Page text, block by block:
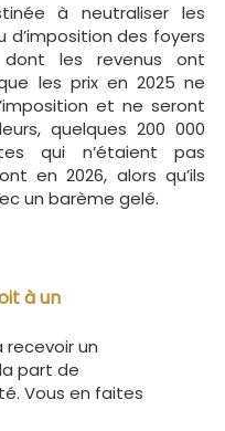
à neutraliser les
d’imposition des foyers
les revenus ont
les prix en 2025 ne
et ne seront
quelques 200 000
qui n’étaient pas
en 2026, alors qu’ils
un barème gelé.
à un
recevoir un
part de
Vous en faites